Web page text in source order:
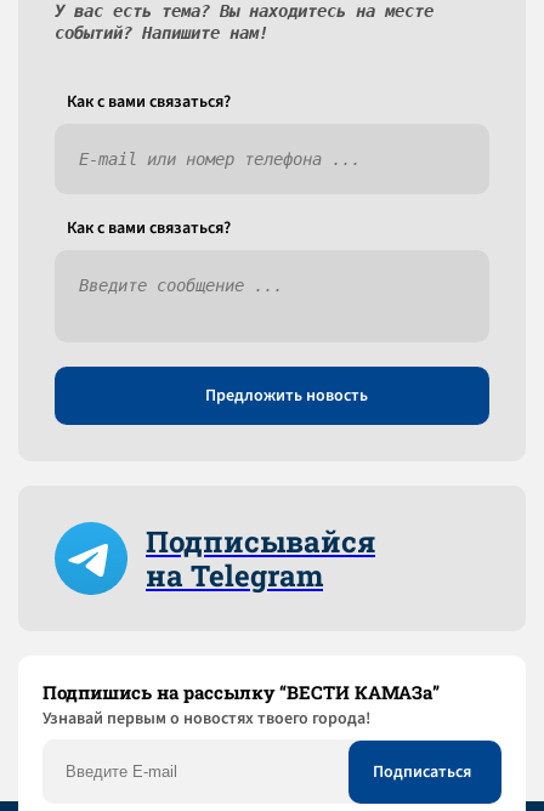
У вас есть тема? Вы находитесь на месте
событий? Напишите нам!
Как c вами связаться?
Как c вами связаться?
Предложить новость
Подписывайся
на Telegram
Подпишись на рассылку “ВЕСТИ КАМАЗа”
Узнaвай первым о новостях твоего города!